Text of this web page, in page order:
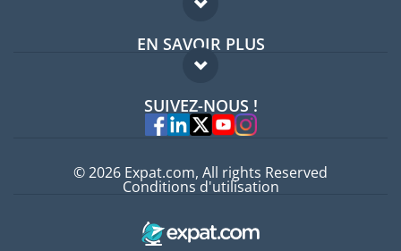
Forum expatriés
Guides pays
EN SAVOIR PLUS
FAQ
Experts
SUIVEZ-NOUS !
© 2026 Expat.com, All rights Reserved
Conditions d'utilisation